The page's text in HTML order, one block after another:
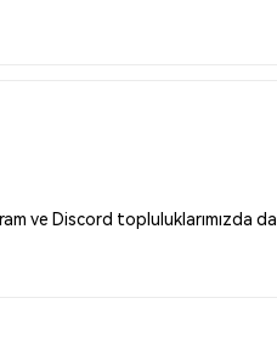
ve Discord topluluklarımızda da